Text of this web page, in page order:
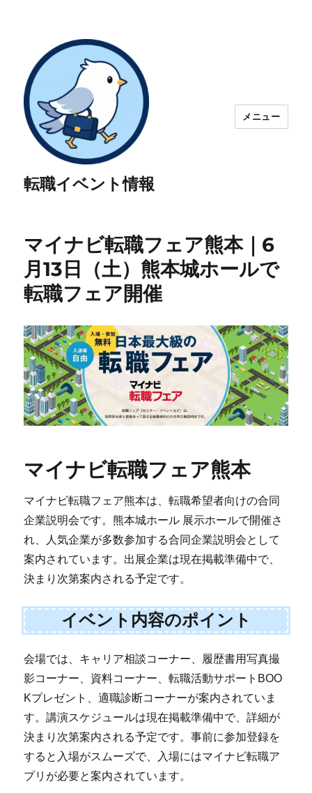
転職イベント情報
メニュー
マイナビ転職フェア熊本｜6
月13日（土）熊本城ホールで
転職フェア開催
マイナビ転職フェア熊本
マイナビ転職フェア熊本は、転職希望者向けの合同
企業説明会です。熊本城ホール 展示ホールで開催さ
れ、人気企業が多数参加する合同企業説明会として
案内されています。出展企業は現在掲載準備中で、
決まり次第案内される予定です。
イベント内容のポイント
会場では、キャリア相談コーナー、履歴書用写真撮
影コーナー、資料コーナー、転職活動サポートBOO
Kプレゼント、適職診断コーナーが案内されていま
す。講演スケジュールは現在掲載準備中で、詳細が
決まり次第案内される予定です。事前に参加登録を
すると入場がスムーズで、入場にはマイナビ転職ア
プリが必要と案内されています。